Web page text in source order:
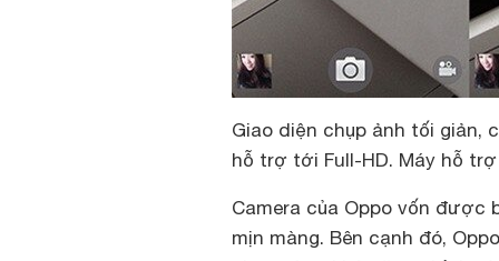
Giao diện chụp ảnh tối giản,
hỗ trợ tới Full-HD. Máy hỗ
Camera của Oppo vốn được
mịn màng. Bên cạnh đó,